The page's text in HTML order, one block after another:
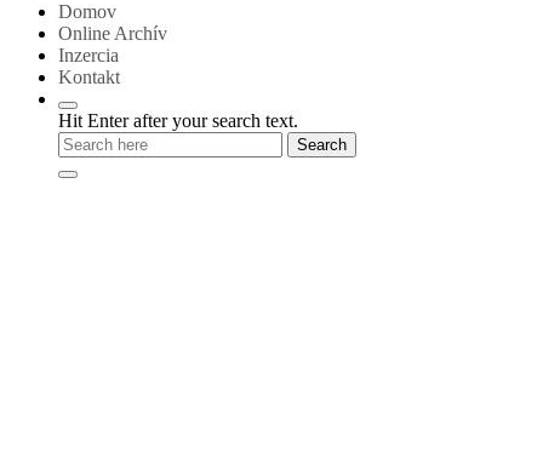
Domov
Online Archív
Inzercia
Kontakt
Hit Enter after your search text.